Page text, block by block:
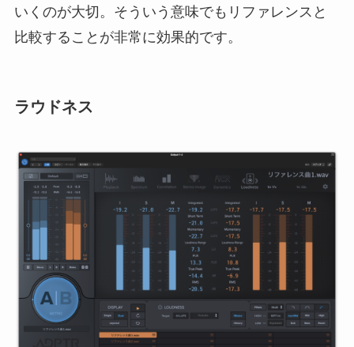
いくのが大切。そういう意味でもリファレンスと
比較することが非常に効果的です。
ラウドネス